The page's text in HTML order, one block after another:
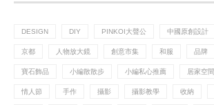
DESIGN DIY PINKOI大聲公 中國原創設計
京都 人物放大鏡 創意市集 和服 品牌
寶石飾品 小編散散步 小編私心推薦 居家空間
情人節 手作 攝影 攝影教學 收納